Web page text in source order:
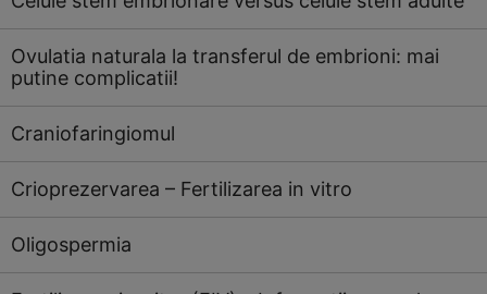
Ovulatia naturala la transferul de embrioni: mai
putine complicatii!
Craniofaringiomul
Crioprezervarea – Fertilizarea in vitro
Oligospermia